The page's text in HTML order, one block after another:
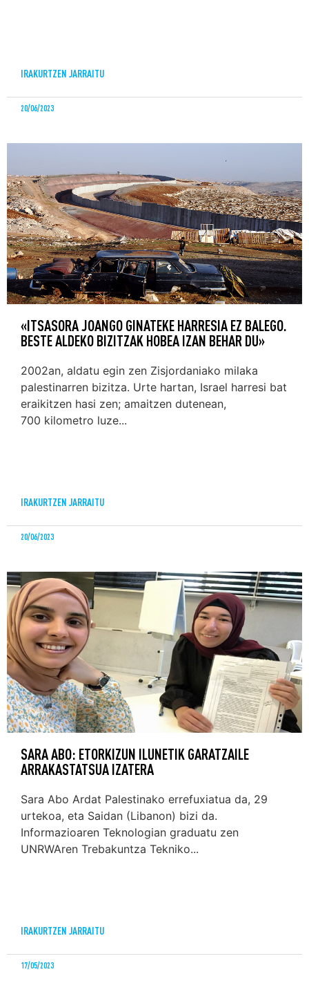
IRAKURTZEN JARRAITU
20/06/2023
«ITSASORA JOANGO GINATEKE HARRESIA EZ BALEGO.
BESTE ALDEKO BIZITZAK HOBEA IZAN BEHAR DU»
2002an, aldatu egin zen Zisjordaniako milaka
palestinarren bizitza. Urte hartan, Israel harresi bat
eraikitzen hasi zen; amaitzen dutenean,
700 kilometro luze...
IRAKURTZEN JARRAITU
20/06/2023
SARA ABO: ETORKIZUN ILUNETIK GARATZAILE
ARRAKASTATSUA IZATERA
Sara Abo Ardat Palestinako errefuxiatua da, 29
urtekoa, eta Saidan (Libanon) bizi da.
Informazioaren Teknologian graduatu zen
UNRWAren Trebakuntza Tekniko...
IRAKURTZEN JARRAITU
17/05/2023